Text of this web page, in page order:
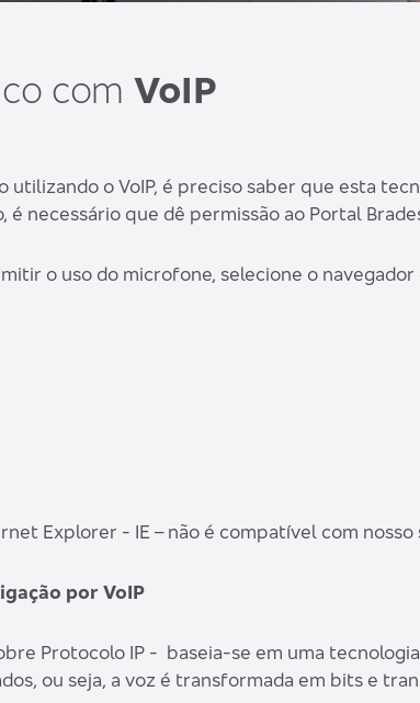
com VoIP
utilizando o VoIP, é preciso saber que esta
é necessário que dê permissão ao Portal
o uso do microfone, selecione o
Explorer - IE – não é compatível com nosso
por VoIP
Protocolo IP - baseia-se em uma
ou seja, a voz é transformada em bits e